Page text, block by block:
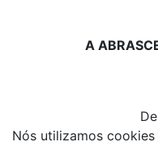
A
Nós utilizamos